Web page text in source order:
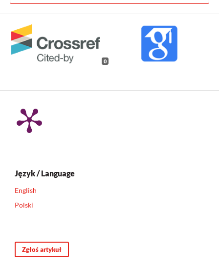
0
Język / Language
English
Polski
Zgłoś artykuł